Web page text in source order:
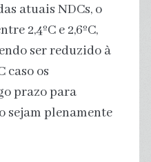
atuais NDCs, o
2,4ºC e 2,6ºC,
ser reduzido à
caso os
prazo para
sejam plenamente